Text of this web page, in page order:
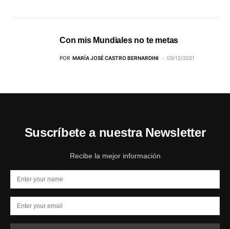
Con mis Mundiales no te metas
POR MARÍA JOSÉ CASTRO BERNARDINI 03/12/2021
Suscríbete a nuestra Newsletter
Recibe la mejor información